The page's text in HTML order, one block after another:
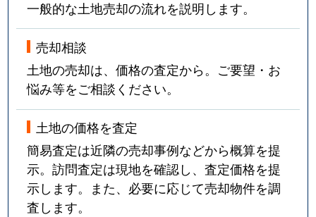
一般的な土地売却の流れを説明します。
売却相談
土地の売却は、価格の査定から。ご要望・お
悩み等をご相談ください。
土地の価格を査定
簡易査定は近隣の売却事例などから概算を提
示。訪問査定は現地を確認し、査定価格を提
示します。また、必要に応じて売却物件を調
査します。